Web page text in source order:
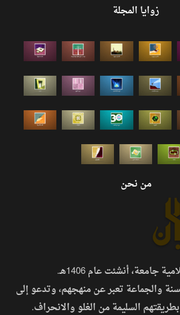
زوايا المجلة
من نحن
جامعة، أنشئت عام 1406هـ.
والجماعة تعبر عن منهجهم، وتدعو إلى
السليمة من الغلو والانحراف.